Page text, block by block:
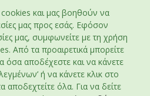
και μας βοηθούν να
μας προς εσάς. Εφόσον
μας, συμφωνείτε με τη χρήση
Από τα προαιρετικά μπορείτε
όσα αποδέχεστε και να κάνετε
ή να κάνετε κλικ στο
αποδεχτείτε όλα. Για να δείτε